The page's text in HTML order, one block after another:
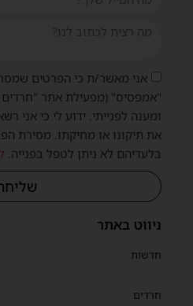
ניווט באתר
חדשות
חרדים
אני מאשר/ת כי הפרטים
"אמפסיס" (מפעילת אתר "חרדים
ומענה לפנייתי. ידוע לי כי אני
את תיקונו או מחיקתו. מסירת
בלעדיהם לא ניתן לטפל בפנייה.